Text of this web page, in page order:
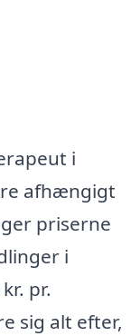
i
afhængigt
priserne
i
pr.
sig alt efter,